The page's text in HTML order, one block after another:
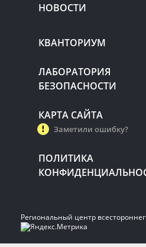
НОВОСТИ
КВАНТОРИУМ
ЛАБОРАТОРИЯ
БЕЗОПАСНОСТИ
КАРТА САЙТА
Заметили ошибку?
ПОЛИТИКА
Региональный центр